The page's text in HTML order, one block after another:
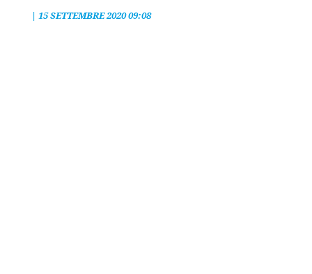
| 15 SETTEMBRE 2020 09:08